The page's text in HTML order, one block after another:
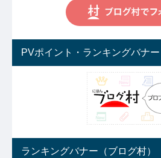
PVポイント・ランキングバナー
ランキングバナー（ブログ村）